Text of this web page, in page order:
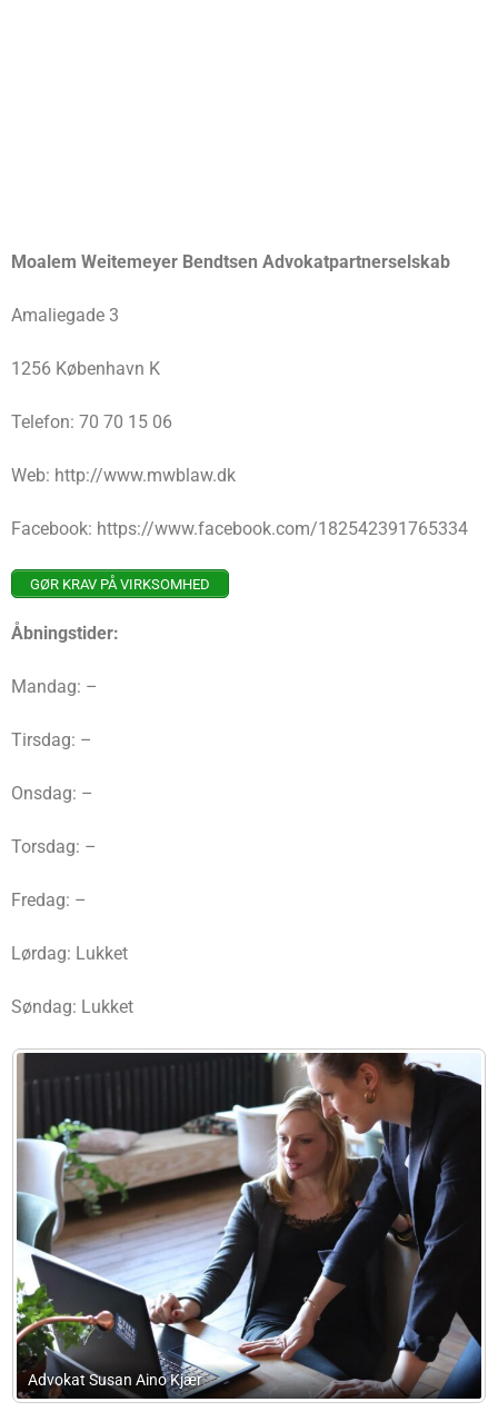
Moalem Weitemeyer Bendtsen Advokatpartnerselskab
Amaliegade 3
1256 København K
Telefon: 70 70 15 06
Web: http://www.mwblaw.dk
Facebook: https://www.facebook.com/182542391765334
GØR KRAV PÅ VIRKSOMHED
Åbningstider:
Mandag: –
Tirsdag: –
Onsdag: –
Torsdag: –
Fredag: –
Lørdag: Lukket
Søndag: Lukket
Lars Christian Pedersen Advokatanpartsselskab